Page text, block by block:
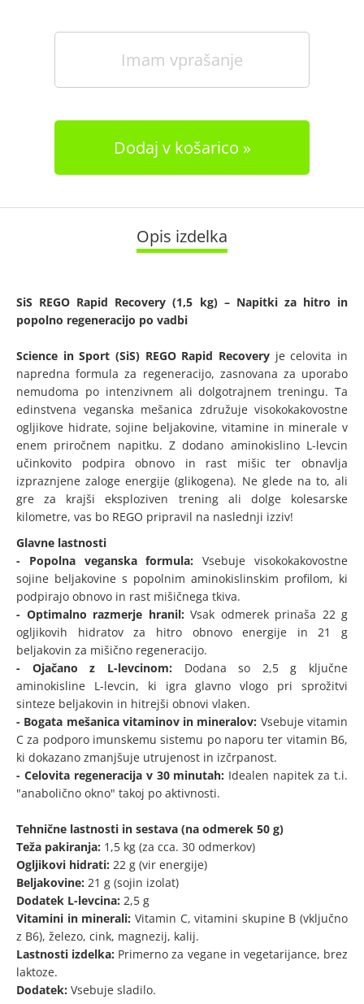
Imam vprašanje
Dodaj v košarico
Opis izdelka
SiS REGO Rapid Recovery (1,5 kg) – Napitki za hitro in
popolno regeneracijo po vadbi
Science in Sport (SiS) REGO Rapid Recovery je celovita in
napredna formula za regeneracijo, zasnovana za uporabo
nemudoma po intenzivnem ali dolgotrajnem treningu. Ta
edinstvena veganska mešanica združuje visokokakovostne
ogljikove hidrate, sojine beljakovine, vitamine in minerale v
enem priročnem napitku. Z dodano aminokislino L-levcin
učinkovito podpira obnovo in rast mišic ter obnavlja
izpraznjene zaloge energije (glikogena). Ne glede na to, ali
gre za krajši eksploziven trening ali dolge kolesarske
kilometre, vas bo REGO pripravil na naslednji izziv!
Glavne lastnosti
- Popolna veganska formula:Vsebuje visokokakovostne
sojine beljakovine s popolnim aminokislinskim profilom, ki
podpirajo obnovo in rast mišičnega tkiva.
- Optimalno razmerje hranil: Vsak odmerek prinaša 22 g
ogljikovih hidratov za hitro obnovo energije in 21 g
beljakovin za mišično regeneracijo.
- Ojačano z L-levcinom: Dodana so 2,5 g ključne
aminokisline L-levcin, ki igra glavno vlogo pri sprožitvi
sinteze beljakovin in hitrejši obnovi vlaken.
- Bogata mešanica vitaminov in mineralov: Vsebuje vitamin
C za podporo imunskemu sistemu po naporu ter vitamin B6,
ki dokazano zmanjšuje utrujenost in izčrpanost.
- Celovita regeneracija v 30 minutah: Idealen napitek za t.i.
"anabolično okno" takoj po aktivnosti.
Tehnične lastnosti in sestava (na odmerek 50 g)
Teža pakiranja: 1,5 kg (za cca. 30 odmerkov)
Ogljikovi hidrati: 22 g (vir energije)
Beljakovine: 21 g (sojin izolat)
Dodatek L-levcina: 2,5 g
Vitamini in minerali: Vitamin C, vitamini skupine B (vključno
z B6), železo, cink, magnezij, kalij.
Lastnosti izdelka: Primerno za vegane in vegetarijance, brez
laktoze.
Dodatek: Vsebuje sladilo.